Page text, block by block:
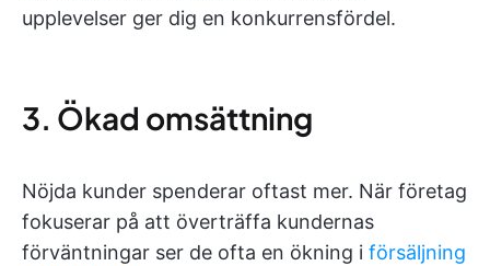
upplevelser ger dig en konkurrensfördel.
3. Ökad omsättning
Nöjda kunder spenderar oftast mer. När företag
fokuserar på att överträffa kundernas
förväntningar ser de ofta en ökning i försäljning